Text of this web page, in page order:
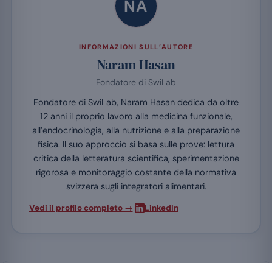
NA
INFORMAZIONI SULL’AUTORE
Naram Hasan
Fondatore di SwiLab
Fondatore di SwiLab, Naram Hasan dedica da oltre
12 anni il proprio lavoro alla medicina funzionale,
all’endocrinologia, alla nutrizione e alla preparazione
fisica. Il suo approccio si basa sulle prove: lettura
critica della letteratura scientifica, sperimentazione
rigorosa e monitoraggio costante della normativa
svizzera sugli integratori alimentari.
Vedi il profilo completo → LinkedIn